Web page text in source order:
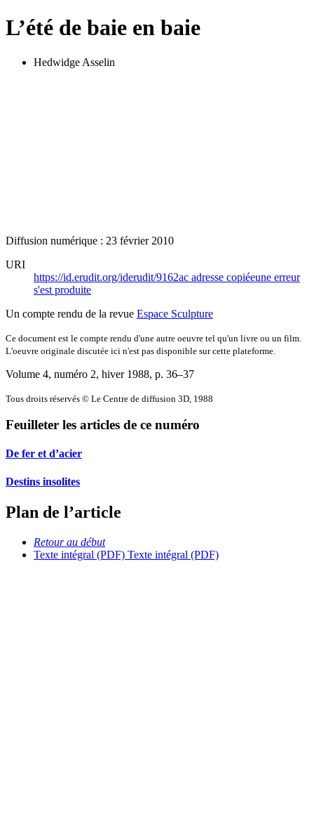
L’été de baie en baie
Hedwidge Asselin
Diffusion numérique : 23 février 2010
URI
https://id.erudit.org/iderudit/9162ac adresse copiéeune erreur
s'est produite
Un compte rendu de la revue Espace Sculpture
Ce document est le compte rendu d'une autre oeuvre tel qu'un livre ou un film.
L'oeuvre originale discutée ici n'est pas disponible sur cette plateforme.
Volume 4, numéro 2, hiver 1988, p. 36–37
Tous droits réservés © Le Centre de diffusion 3D, 1988
Feuilleter les articles de ce numéro
De fer et d’acier
Destins insolites
Plan de l’article
Retour au début
Texte intégral (PDF) Texte intégral (PDF)